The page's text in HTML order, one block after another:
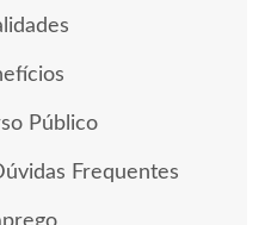
Público
Frequentes